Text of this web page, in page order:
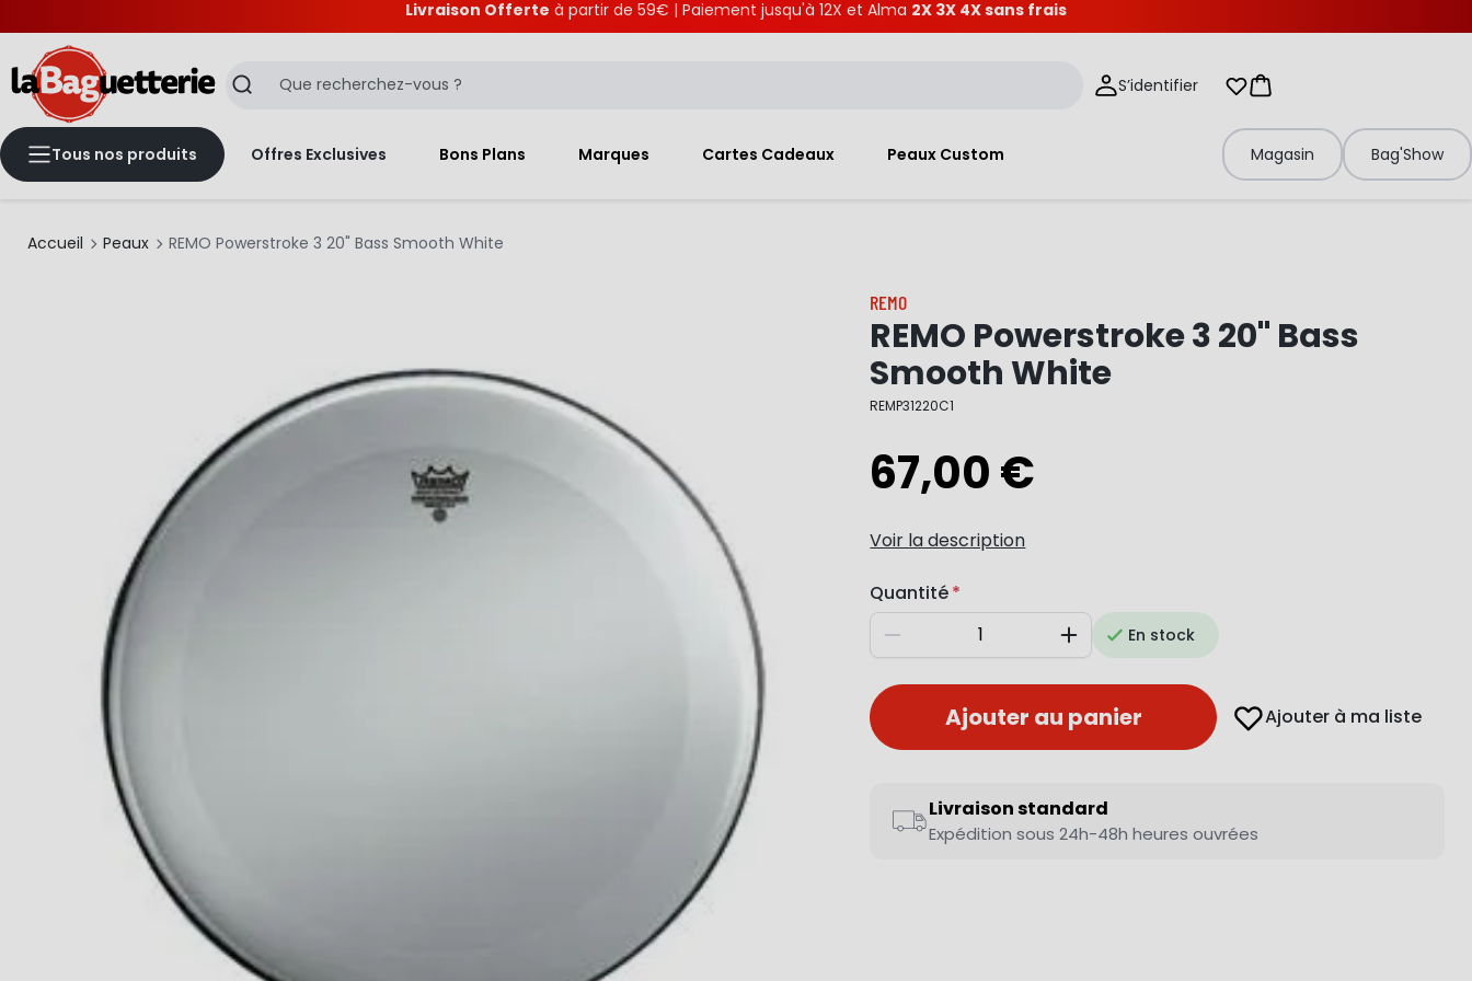
Livraison Offerte à partir de 59€ | Paiement jusqu'à 12X et Alma 2X 3X 4X sans frais
Recherche S’identifier Mes listes d'envies
Panier
Tous nos produits Offres Exclusives Bons Plans Marques Cartes Cadeaux Peaux Custom Magasin Bag'Show
Accueil Peaux REMO Powerstroke 3 20" Bass Smooth White
REMO
REMO Powerstroke 3 20" Bass
Smooth White
REMP31220C1
67,00 €
Voir la description
Quantité
Diminuer AugmenterEn stock
Ajouter au panier Ajouter à ma liste
Livraison standard
Expédition sous 24h-48h heures ouvrées